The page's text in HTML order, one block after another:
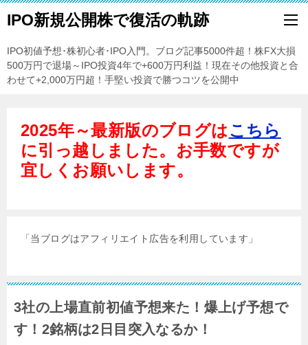
IPO新規公開株で復活の軌跡
IPO初値予想･株初心者･IPO入門。ブログ記事5000件超！株FX大損
500万円で退場～IPO投資4年で+600万円利益！現在その他投資と合
わせて+2,000万円超！手堅い投資で勝つコツを公開中
2025年～最新版のブログはこちら
に引っ越しました。お手数ですが
宜しくお願いします。
「当ブログはアフィリエイト広告を利用しています」
3社の上場直前初値予想来た！爆上げ予想で
す！2銘柄は2日目突入なるか！